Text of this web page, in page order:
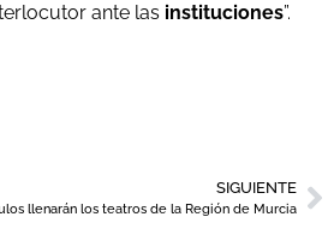
ante las instituciones”.
SIGUIENTE
llenarán los teatros de la Región de Murcia